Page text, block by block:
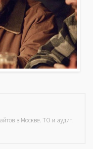
в Москве. ТО и аудит.